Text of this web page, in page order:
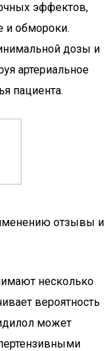
эффектов,
и обмороки.
дозы и
артериальное
пациента.
отзывы и
несколько
вероятность
может